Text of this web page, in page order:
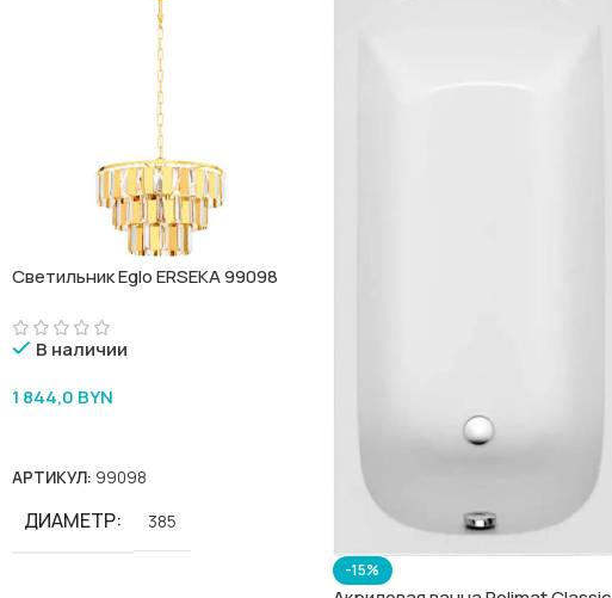
Светильник Eglo ERSEKA 99098
В наличии
1 844,0 BYN
АРТИКУЛ: 99098
ДИАМЕТР 385
-15%